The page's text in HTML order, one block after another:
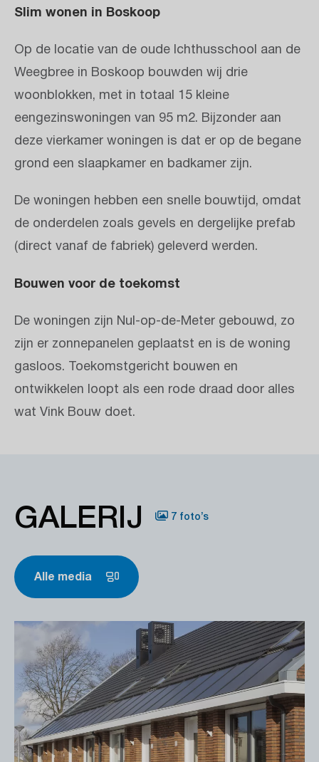
Slim wonen in Boskoop
Op de locatie van de oude Ichthusschool aan de
Weegbree in Boskoop bouwden wij drie
woonblokken, met in totaal 15 kleine
eengezinswoningen van 95 m2. Bijzonder aan
deze vierkamer woningen is dat er op de begane
grond een slaapkamer en badkamer zijn.
De woningen hebben een snelle bouwtijd, omdat
de onderdelen zoals gevels en dergelijke prefab
(direct vanaf de fabriek) geleverd werden.
Bouwen voor de toekomst
De woningen zijn Nul-op-de-Meter gebouwd, zo
zijn er zonnepanelen geplaatst en is de woning
gasloos. Toekomstgericht bouwen en
ontwikkelen loopt als een rode draad door alles
wat Vink Bouw doet.
GALERIJ 7 foto’s
Alle media